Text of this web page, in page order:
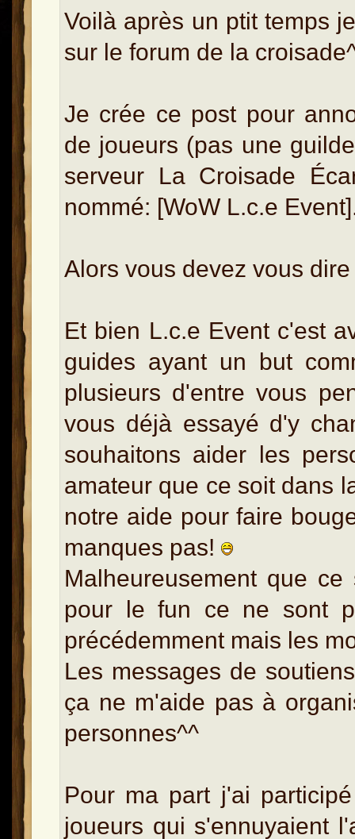
Voilà après un ptit temps
sur le forum de la
Je crée ce post pour
de joueurs (pas une
serveur La Croisade
nommé: [WoW L.c.e
Alors vous devez vous
Et bien L.c.e Event c'est
guides ayant un but
plusieurs d'entre vous
vous déjà essayé d'y
souhaitons aider les
amateur que ce soit dans
notre aide pour faire
manques pas!
Malheureusement que
pour le fun ce ne sont
précédemment mais les
Les messages de
ça ne m'aide pas à
personnes^^
Pour ma part j'ai
joueurs qui s'ennuyaient